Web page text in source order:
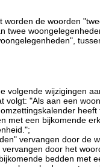
worden de woorden
twee
volgende wijzigingen
volgt: "Als aan een
met een bijkomende
vervangen door de
door het
bedden met